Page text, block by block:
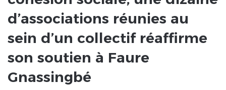
d’associations réunies au
sein d’un collectif réaffirme
son soutien à Faure
Gnassingbé